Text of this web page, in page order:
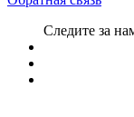
Следите за